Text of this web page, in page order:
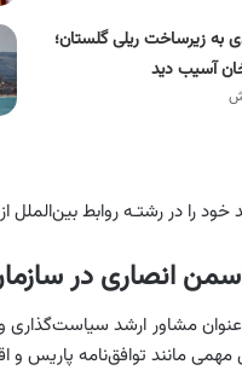
به زیرساخت ریلی گلستان؛
آسیب دید
را در رشتـه روابط بین‌الملل
انصاری در
مشاور ارشد
مانند توافق‌نامه پاریس و